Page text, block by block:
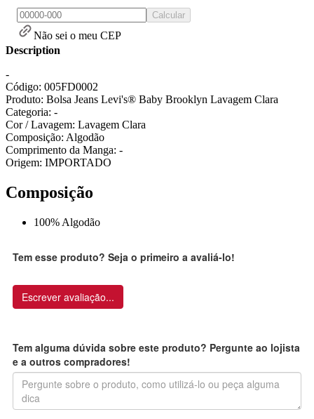
Calcular
Não sei o meu CEP
Description
-
Código: 005FD0002
Produto: Bolsa Jeans Levi's® Baby Brooklyn Lavagem Clara
Categoria: -
Cor / Lavagem: Lavagem Clara
Composição: Algodão
Comprimento da Manga: -
Origem: IMPORTADO
Composição
100% Algodão
Tem esse produto? Seja o primeiro a avaliá-lo!
Escrever avaliação...
Tem alguma dúvida sobre este produto? Pergunte ao lojista
e a outros compradores!